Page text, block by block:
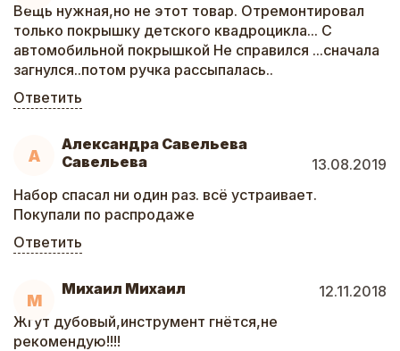
Вещь нужная,но не этот товар. Отремонтировал
только покрышку детского квадроцикла... С
автомобильной покрышкой Не справился ...сначала
загнулся..потом ручка рассыпалась..
Ответить
А
Александра Савельева
Савельева
13.08.2019
Набор спасал ни один раз. всё устраивает.
Покупали по распродаже
Ответить
М
Михаил Михаил
12.11.2018
Жгут дубовый,инструмент гнётся,не
рекомендую!!!!